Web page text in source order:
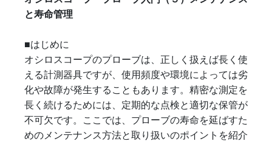
と寿命管理
■はじめに
オシロスコープのプローブは、正しく扱えば長く使
える計測器具ですが、使用頻度や環境によっては劣
化や故障が発生することもあります。精密な測定を
長く続けるためには、定期的な点検と適切な保管が
不可欠です。ここでは、プローブの寿命を延ばすた
めのメンテナンス方法と取り扱いのポイントを紹介